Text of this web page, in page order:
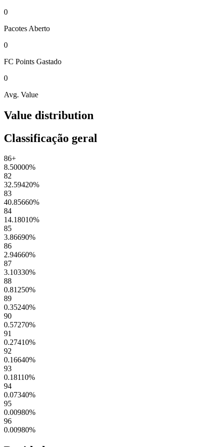
0
Pacotes Aberto
0
FC Points Gastado
0
Avg. Value
Value distribution
Classificação geral
86+
8.50000%
82
32.59420%
83
40.85660%
84
14.18010%
85
3.86690%
86
2.94660%
87
3.10330%
88
0.81250%
89
0.35240%
90
0.57270%
91
0.27410%
92
0.16640%
93
0.18110%
94
0.07340%
95
0.00980%
96
0.00980%